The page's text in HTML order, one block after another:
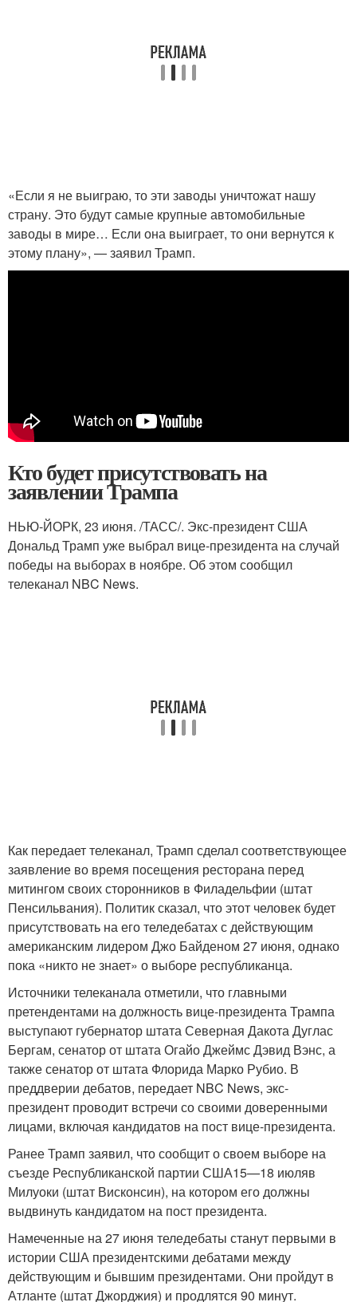
«Если я не выиграю, то эти заводы уничтожат нашу
страну. Это будут самые крупные автомобильные
заводы в мире… Если она выиграет, то они вернутся к
этому плану», — заявил Трамп.
Кто будет присутствовать на
заявлении Трампа
НЬЮ-ЙОРК, 23 июня. /ТАСС/. Экс-президент США
Дональд Трамп уже выбрал вице-президента на случай
победы на выборах в ноябре. Об этом сообщил
телеканал NBC News.
Как передает телеканал, Трамп сделал соответствующее
заявление во время посещения ресторана перед
митингом своих сторонников в Филадельфии (штат
Пенсильвания). Политик сказал, что этот человек будет
присутствовать на его теледебатах с действующим
американским лидером Джо Байденом 27 июня, однако
пока «никто не знает» о выборе республиканца.
Источники телеканала отметили, что главными
претендентами на должность вице-президента Трампа
выступают губернатор штата Северная Дакота Дуглас
Бергам, сенатор от штата Огайо Джеймс Дэвид Вэнс, а
также сенатор от штата Флорида Марко Рубио. В
преддверии дебатов, передает NBC News, экс-
президент проводит встречи со своими доверенными
лицами, включая кандидатов на пост вице-президента.
Ранее Трамп заявил, что сообщит о своем выборе на
съезде Республиканской партии США15—18 июляв
Милуоки (штат Висконсин), на котором его должны
выдвинуть кандидатом на пост президента.
Намеченные на 27 июня теледебаты станут первыми в
истории США президентскими дебатами между
действующим и бывшим президентами. Они пройдут в
Атланте (штат Джорджия) и продлятся 90 минут.